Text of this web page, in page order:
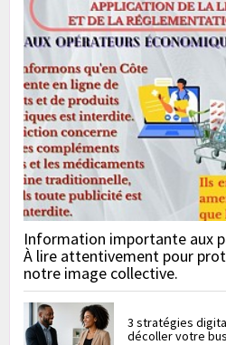
Information importante aux
À lire attentivement pour
notre image collective.
3 stratégies
décoller votre